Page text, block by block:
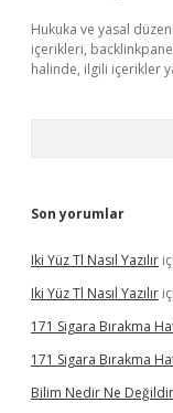
Hukuka ve yasal
içerikleri,
halinde, ilgili içerikler
Son yorumlar
Iki Yüz Tl Nasıl Yazılır
Iki Yüz Tl Nasıl Yazılır
171 Sigara Bırakma
171 Sigara Bırakma
Bilim Nedir Ne Değildir